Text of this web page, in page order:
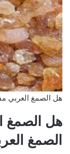
هل الصمغ العربي
هل الصمغ
الصمغ